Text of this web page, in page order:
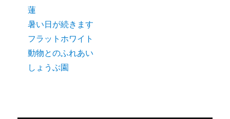
蓮
暑い日が続きます
フラットホワイト
動物とのふれあい
しょうぶ園